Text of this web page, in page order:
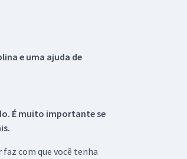
e uma ajuda de
É muito importante se
com que você tenha